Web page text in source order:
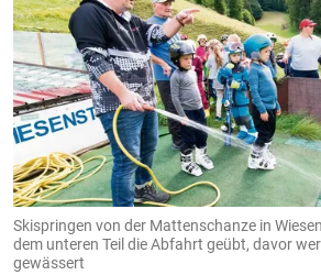
Skispringen von der Mattenschanze in
dem unteren Teil die Abfahrt geübt, davor
gewässert